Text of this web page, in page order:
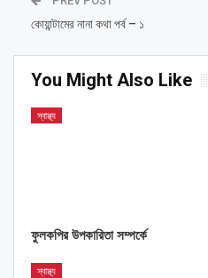
কোয়ান্টামের নানা কথা পর্ব – ১
You Might Also Like
স্বাস্থ্য
ফুলকপির উপকারিতা সম্পর্কে
স্বাস্থ্য